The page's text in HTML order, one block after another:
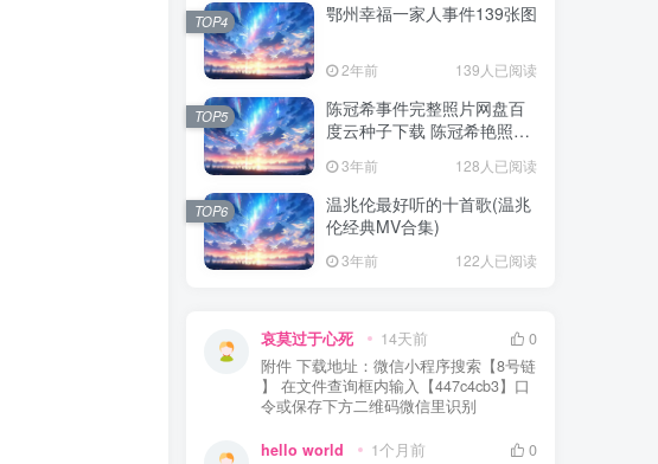
鄂州幸福一家人事件139张图
2年前 139人已阅读
TOP4
陈冠希事件完整照片网盘百
度云种子下载 陈冠希艳照门
门全部图片观看
3年前 128人已阅读
TOP5
温兆伦最好听的十首歌(温兆
伦经典MV合集)
3年前 122人已阅读
TOP6
哀莫过于心死 14天前
0
附件 下载地址：微信小程序搜索【8号链
】 在文件查询框内输入【447c4cb3】口
令或保存下方二维码微信里识别
hello world 1个月前
0